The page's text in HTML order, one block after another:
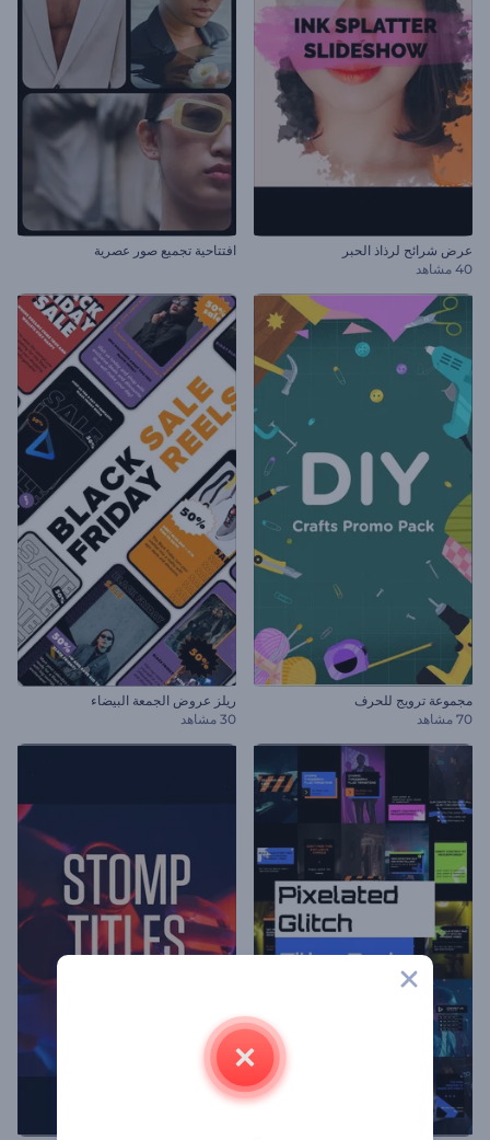
عرض شرائح لرذاذ الحبر
40 مشاهد
افتتاحية تجميع صور عصرية
مجموعة ترويج للحرف
70 مشاهد
ريلز عروض الجمعة البيضاء
30 مشاهد